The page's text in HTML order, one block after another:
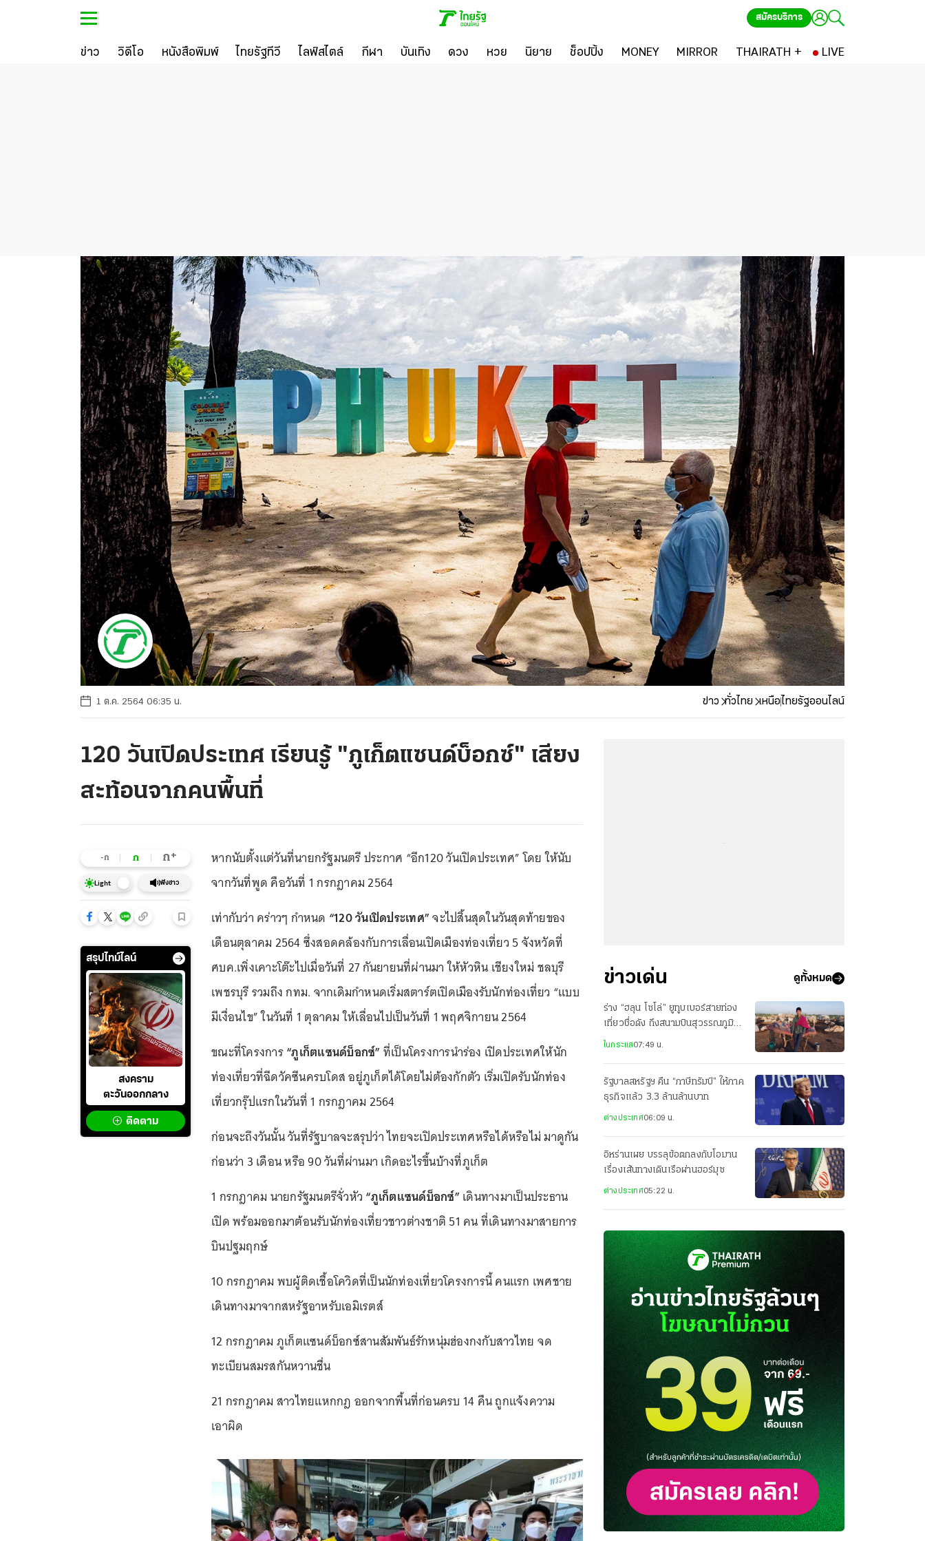
สมัครบริการ
ข่าว วิดีโอ หนังสือพิมพ์ ไทยรัฐทีวี ไลฟ์สไตล์ กีฬา บันเทิง ดวง หวย นิยาย ช็อปปิ้ง MONEY MIRROR THAIRATH + LIVE
1 ต.ค. 2564 06:35 น. ข่าว ทั่วไทย เหนือไทยรัฐออนไลน์
120 วันเปิดประเทศ เรียนรู้ "ภูเก็ตแซนด์บ็อกซ์" เสียง
สะท้อนจากคนพื้นที่
-ก ก ก+
Light ฟังข่าว
สรุปไทม์ไลน์
สงคราม
ตะวันออกกลาง
ติดตาม
หากนับตั้งแต่วันที่นายกรัฐมนตรี ประกาศ “อีก120 วันเปิดประเทศ” โดย ให้นับ
จากวันที่พูด คือวันที่ 1 กรกฎาคม 2564
เท่ากับว่า คร่าวๆ กำหนด “120 วันเปิดประเทศ”จะไปสิ้นสุดในวันสุดท้ายของ
เดือนตุลาคม 2564 ซึ่งสอดคล้องกับการเลื่อนเปิดเมืองท่องเที่ยว 5 จังหวัดที่
ศบค.เพิ่งเคาะโต๊ะไปเมื่อวันที่ 27 กันยายนที่ผ่านมา ให้หัวหิน เชียงใหม่ ชลบุรี
เพชรบุรี รวมถึง กทม. จากเดิมกำหนดเริ่มสตาร์ตเปิดเมืองรับนักท่องเที่ยว “แบบ
มีเงื่อนไข” ในวันที่ 1 ตุลาคม ให้เลื่อนไปเป็นวันที่ 1 พฤศจิกายน 2564
ขณะที่โครงการ“ภูเก็ตแซนด์บ็อกซ์” ที่เป็นโครงการนำร่อง เปิดประเทศให้นัก
ท่องเที่ยวที่ฉีดวัคซีนครบโดส อยู่ภูเก็ตได้โดยไม่ต้องกักตัว เริ่มเปิดรับนักท่อง
เที่ยวกรุ๊ปแรกในวันที่ 1 กรกฎาคม 2564
ก่อนจะถึงวันนั้น วันที่รัฐบาลจะสรุปว่า ไทยจะเปิดประเทศหรือได้หรือไม่ มาดูกัน
ก่อนว่า 3 เดือน หรือ 90 วันที่ผ่านมา เกิดอะไรขึ้นบ้างที่ภูเก็ต
1 กรกฎาคม นายกรัฐมนตรีจั่วหัว “ภูเก็ตแซนด์บ็อกซ์” เดินทางมาเป็นประธาน
เปิด พร้อมออกมาต้อนรับนักท่องเที่ยวชาวต่างชาติ 51 คน ที่เดินทางมาสายการ
บินปฐมฤกษ์
10 กรกฎาคม พบผู้ติดเชื้อโควิดที่เป็นนักท่องเที่ยวโครงการนี้ คนแรก เพศชาย
เดินทางมาจากสหรัฐอาหรับเอมิเรตส์
12 กรกฎาคม ภูเก็ตแซนด์บ็อกซ์สานสัมพันธ์รักหนุ่มฮ่องกงกับสาวไทย จด
ทะเบียนสมรสกันหวานชื่น
21 กรกฎาคม สาวไทยแหกกฎ ออกจากพื้นที่ก่อนครบ 14 คืน ถูกแจ้งความ
เอาผิด
ข่าวเด่น ดูทั้งหมด
ร่าง “ฮลุน โซโล่” ยูทูบเบอร์สายท่อง
เที่ยวชื่อดัง ถึงสนามบินสุวรรณภูมิ
แล้ว
ในกระแส07:49 น.
รัฐบาลสหรัฐฯ คืน “ภาษีทรัมป์” ให้ภาค
ธุรกิจแล้ว 3.3 ล้านล้านบาท
ต่างประเทศ06:09 น.
อิหร่านเผย บรรลุข้อตกลงกับโอมาน
เรื่องเส้นทางเดินเรือผ่านฮอร์มุซ
ต่างประเทศ05:22 น.